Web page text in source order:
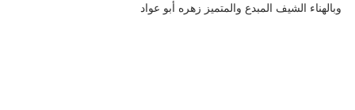
وبالهناء الشيف المبدع والمتميز زهره أبو عواد